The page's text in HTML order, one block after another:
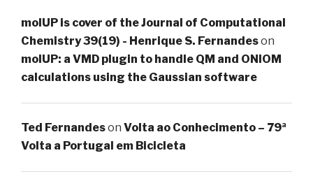
molUP is cover of the Journal of Computational
Chemistry 39(19) - Henrique S. Fernandeson
molUP: a VMD plugin to handle QM and ONIOM
calculations using the Gaussian software
Ted Fernandeson Volta ao Conhecimento – 79ª
Volta a Portugal em Bicicleta